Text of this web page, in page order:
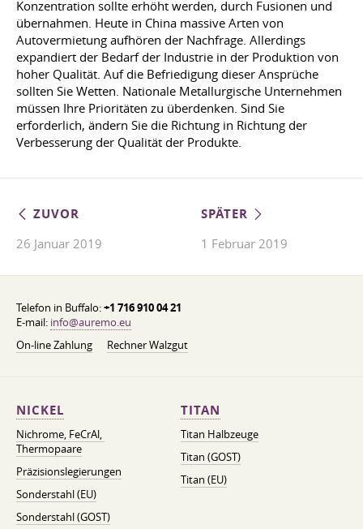
Konzentration sollte erhöht werden, durch Fusionen und
übernahmen. Heute in China massive Arten von
Autovermietung aufhören der Nachfrage. Allerdings
expandiert der Bedarf der Industrie in der Produktion von
hoher Qualität. Auf die Befriedigung dieser Ansprüche
sollten Sie Wetten. Nationale Metallurgische Unternehmen
müssen Ihre Prioritäten zu überdenken. Sind Sie
erforderlich, ändern Sie die Richtung in Richtung der
Verbesserung der Qualität der Produkte.
ZUVOR
26 Januar 2019
SPÄTER
1 Februar 2019
Telefon in Buffalo:+1 716 910 04 21
E-mail: info@auremo.eu
On-line Zahlung
Rechner Walzgut
NICKEL
Nichrome, FeСrAl, ​​
Thermopaare
Präzisionslegierungen
Sonderstahl (EU)
Sonderstahl (GOST)
TITAN
Titan Halbzeuge
Titan (GOST)
Titan (EU)